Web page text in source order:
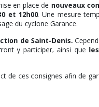
en place de nouveaux
et 12h00. Une mesure
du cyclone Garance.
de Saint-Denis.
y participer, ainsi que
de ces consignes afin de